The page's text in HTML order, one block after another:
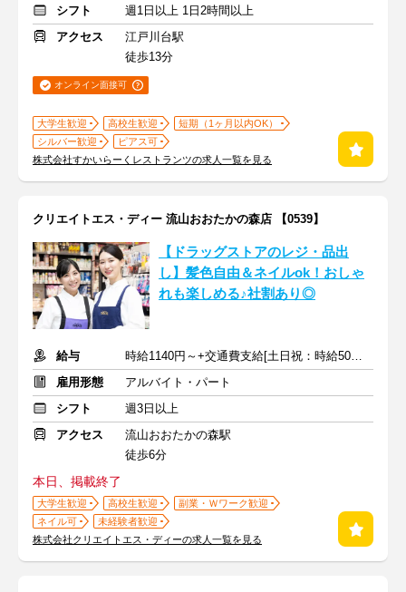
シフト
週1日以上 1日2時間以上
アクセス
江戸川台駅
徒歩13分
オンライン面接可
大学生歓迎 高校生歓迎
短期（1ヶ月以内OK）
シルバー歓迎
ピアス可
株式会社すかいらーくレストランツの求人一覧を見る
クリエイトエス・ディー 流山おおたかの森店 【0539】
【ドラッグストアのレジ・品出
し】髪色自由＆ネイルok！おしゃ
れも楽しめる♪社割あり◎
給与
時給1140円～+交通費支給[土日祝：時給50円UP]
雇用形態
アルバイト・パート
シフト
週3日以上
アクセス
流山おおたかの森駅
徒歩6分
本日、掲載終了
大学生歓迎 高校生歓迎
副業・Ｗワーク歓迎
ネイル可
未経験者歓迎
株式会社クリエイトエス・ディーの求人一覧を見る